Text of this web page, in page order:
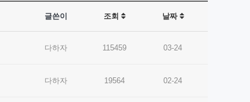
글쓴이 조회 날짜
다하자 115459 03-24
다하자 19564 02-24